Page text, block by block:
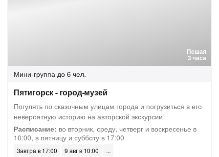
Пешая
3 часа
Мини-группа до 6 чел.
Пятигорск - город-музей
Погулять по сказочным улицам города и погрузиться в его
невероятную историю на авторской экскурсии
Расписание: во вторник, среду, четверг и воскресенье в
10:00, в пятницу и субботу в 17:00
Завтра в 17:00 9 авг в 10:00